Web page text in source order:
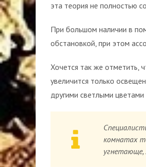
эта теория не полностью
При большом наличии в
обстановкой, при этом
Хочется так же отметить,
увеличится только
другими светлыми
комнатах
угнетающе,